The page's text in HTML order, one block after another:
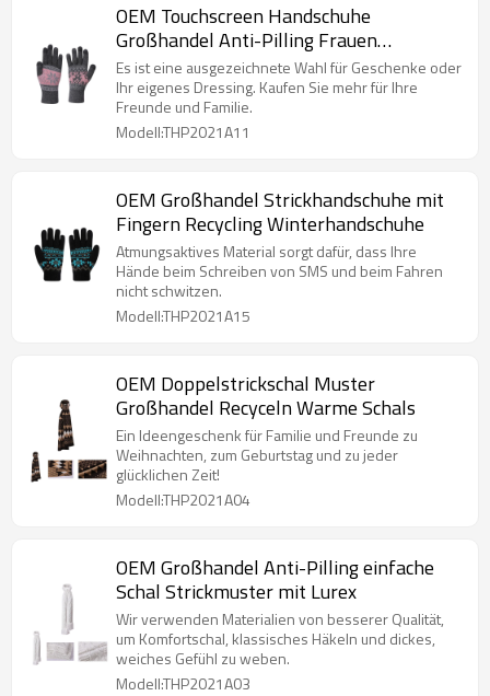
OEM Touchscreen Handschuhe
Großhandel Anti-Pilling Frauen
Strickhandschuhe
Es ist eine ausgezeichnete Wahl für Geschenke oder
Ihr eigenes Dressing. Kaufen Sie mehr für Ihre
Freunde und Familie.
Modell:THP2021A11
OEM Großhandel Strickhandschuhe mit
Fingern Recycling Winterhandschuhe
Atmungsaktives Material sorgt dafür, dass Ihre
Hände beim Schreiben von SMS und beim Fahren
nicht schwitzen.
Modell:THP2021A15
OEM Doppelstrickschal Muster
Großhandel Recyceln Warme Schals
Ein Ideengeschenk für Familie und Freunde zu
Weihnachten, zum Geburtstag und zu jeder
glücklichen Zeit!
Modell:THP2021A04
OEM Großhandel Anti-Pilling einfache
Schal Strickmuster mit Lurex
Wir verwenden Materialien von besserer Qualität,
um Komfortschal, klassisches Häkeln und dickes,
weiches Gefühl zu weben.
Modell:THP2021A03